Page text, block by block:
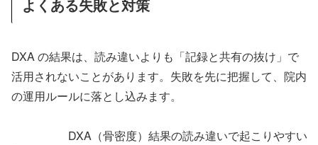
よくある失敗と対策
DXA の結果は、読み違いよりも「記録と共有の抜け」で
活用されないことがあります。失敗を先に把握して、院内
の運用ルールに落とし込みます。
DXA（骨密度）結果の読み違いで起こりやすい